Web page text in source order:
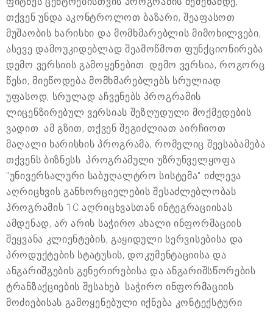
თქვენ უნდა აკონტროლოთ ბაზარი, შეაფასოთ
მუშაობის ხარისხი და მომხმარებლის მიმოხილვები,
ასევე დამოუკიდებლად შეამოწმოთ ფუნქციონირება
დემო ვერსიის გამოყენებით. დემო ვერსია, როგორც
წესი, მიეწოდება მომხმარებლებს სრულიად
უფასოდ, სრულად აჩვენებს პროგრამის
ლიცენზირებულ ვერსიას შეზღუდული მოქმედების
ვადით. ამ გზით, თქვენ შეგიძლიათ აირჩიოთ
მაღალი ხარისხის პროგრამა, რომელიც შეესაბამება
თქვენს ბიზნესს. პროგრამული უზრუნველყოფა
"უნივერსალური საბუღალტრო სისტემა" იძლევა
აღრიცხვის განხორციელების შესაძლებლობას
პროგრამის 1C აღრიცხვასთან ინტეგრაციისას.
ამდენად, არ არის საჭირო ახალი ინფორმაციის
შეყვანა კლიენტების, გაყიდული სერვისებისა და
პროდუქტების სტატუსის, დოკუმენტაციისა და
ანგარიშგების გენერირებისა და ანგარიშსწორების
ტრანზაქციების შესახებ. საჭირო ინფორმაციის
მოძიებისას გამოყენებული იქნება კონტექსტური